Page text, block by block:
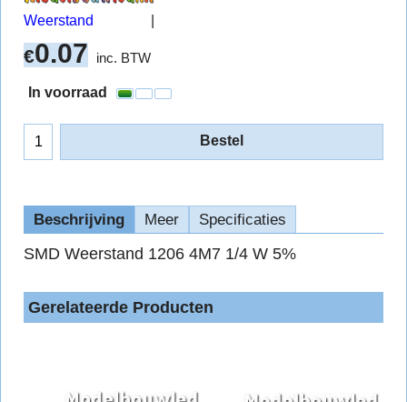
Weerstand
€0.07 inc. BTW
In voorraad
Bestel
Beschrijving Meer Specificaties
SMD Weerstand 1206 4M7 1/4 W 5%
Gerelateerde Producten